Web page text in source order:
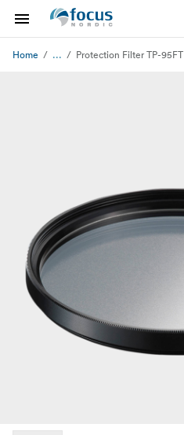
Home ... Protection Filter TP-95FT